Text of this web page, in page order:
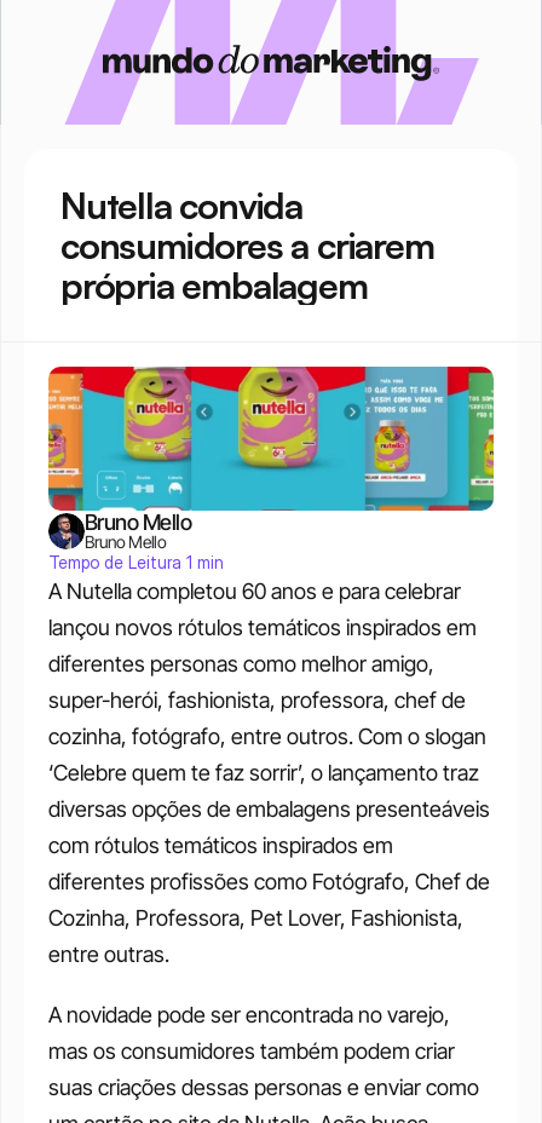
Nutella convida
consumidores a criarem
própria embalagem
A Nutella completou 60 anos e para celebrar
lançou novos rótulos temáticos inspirados em
diferentes personas como melhor amigo,
super-herói, fashionista, professora, chef de
cozinha, fotógrafo, entre outros. Com o slogan
‘Celebre quem te faz sorrir’, o lançamento traz
diversas opções de embalagens presenteáveis
com rótulos temáticos inspirados em
diferentes profissões como Fotógrafo, Chef de
Cozinha, Professora, Pet Lover, Fashionista,
entre outras.
A novidade pode ser encontrada no varejo,
mas os consumidores também podem criar
suas criações dessas personas e enviar como
Bruno Mello
Bruno Mello
Tempo de Leitura 1 min